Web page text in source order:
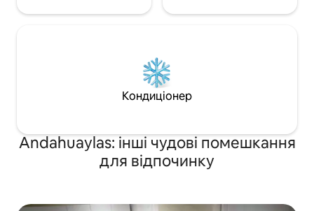
Кондиціонер
Andahuaylas: інші чудові помешкання
для відпочинку